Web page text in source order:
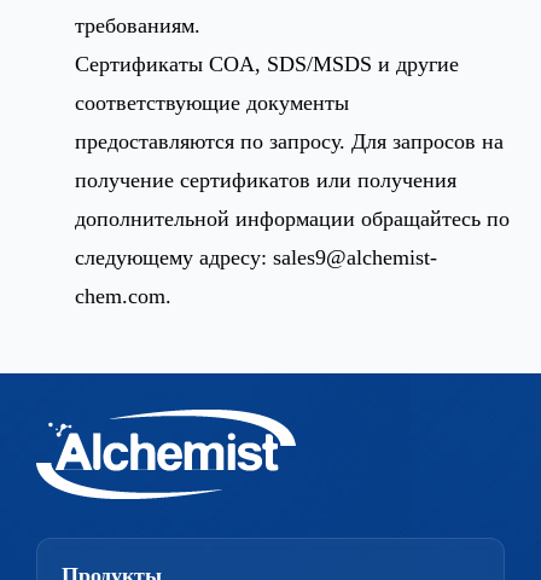
требованиям.
Сертификаты COA, SDS/MSDS и другие
соответствующие документы
предоставляются по запросу. Для запросов на
получение сертификатов или получения
дополнительной информации обращайтесь по
следующему адресу:sales9@alchemist-
chem.com.
Продукты